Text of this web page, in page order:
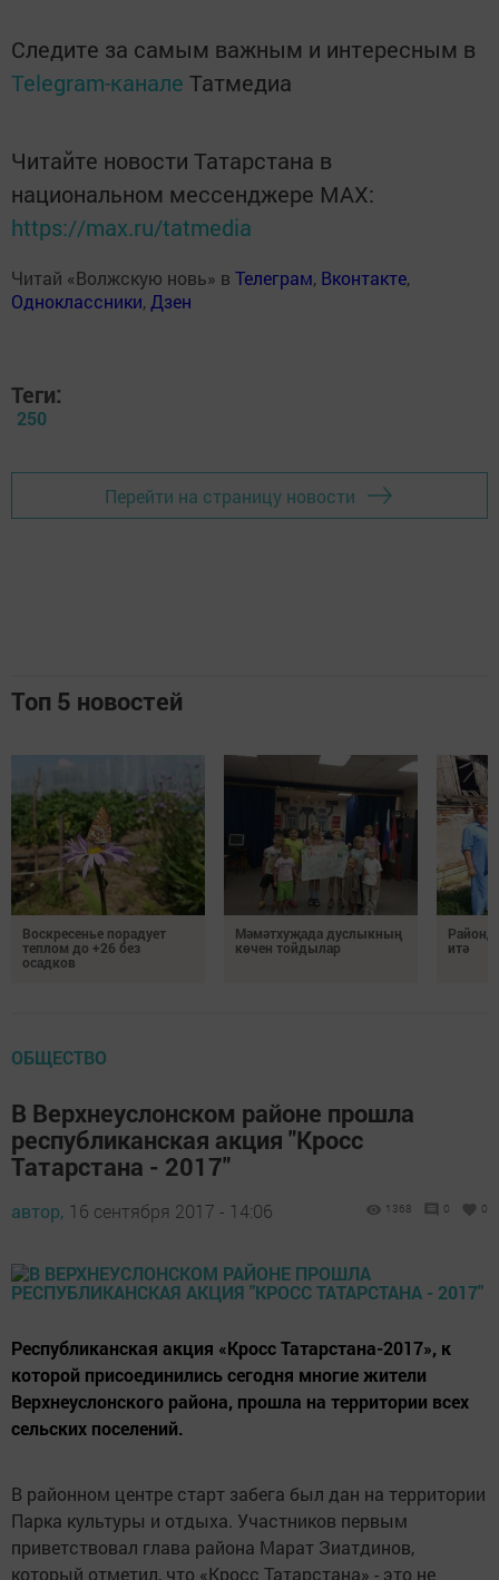
Следите за самым важным и интересным в
Telegram-канале Татмедиа
Читайте новости Татарстана в
национальном мессенджере MАХ:
https://max.ru/tatmedia
Читай «Волжскую новь» в Телеграм, Вконтакте,
Одноклассники,Дзен
Теги:
250
Перейти на страницу новости
Топ 5 новостей
Воскресенье порадует
теплом до +26 без
осадков
Мәмәтхуҗада дуслыкның
көчен тойдылар
итә
ОБЩЕСТВО
В Верхнеуслонском районе прошла
республиканская акция "Кросс
Татарстана - 2017"
автор, 16 сентября 2017 - 14:06 1368 0 0
Республиканская акция «Кросс Татарстана-2017», к
которой присоединились сегодня многие жители
Верхнеуслонского района, прошла на территории всех
сельских поселений.
В районном центре старт забега был дан на территории
Парка культуры и отдыха. Участников первым
приветствовал глава района Марат Зиатдинов,
который отметил, что «Кросс Татарстана» - это не